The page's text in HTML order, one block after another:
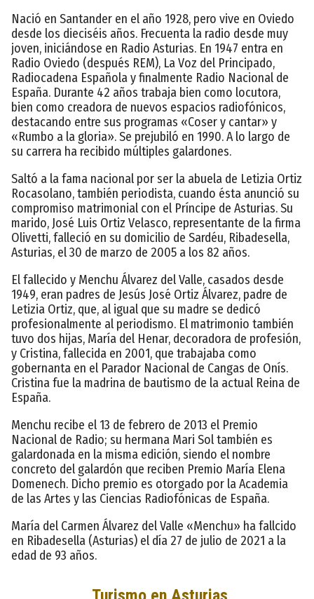
Nació en Santander en el año 1928, pero vive en Oviedo
desde los dieciséis años. Frecuenta la radio desde muy
joven, iniciándose en Radio Asturias. En 1947 entra en
Radio Oviedo (después REM), La Voz del Principado,
Radiocadena Española y finalmente Radio Nacional de
España. Durante 42 años trabaja bien como locutora,
bien como creadora de nuevos espacios radiofónicos,
destacando entre sus programas «Coser y cantar» y
«Rumbo a la gloria». Se prejubiló en 1990. A lo largo de
su carrera ha recibido múltiples galardones.
Saltó a la fama nacional por ser la abuela de Letizia Ortiz
Rocasolano, también periodista, cuando ésta anunció su
compromiso matrimonial con el Príncipe de Asturias. Su
marido, José Luis Ortiz Velasco, representante de la firma
Olivetti, falleció en su domicilio de Sardéu, Ribadesella,
Asturias, el 30 de marzo de 2005 a los 82 años.
El fallecido y Menchu Álvarez del Valle, casados desde
1949, eran padres de Jesús José Ortiz Álvarez, padre de
Letizia Ortiz, que, al igual que su madre se dedicó
profesionalmente al periodismo. El matrimonio también
tuvo dos hijas, María del Henar, decoradora de profesión,
y Cristina, fallecida en 2001, que trabajaba como
gobernanta en el Parador Nacional de Cangas de Onís.
Cristina fue la madrina de bautismo de la actual Reina de
España.
Menchu recibe el 13 de febrero de 2013 el Premio
Nacional de Radio; su hermana Mari Sol también es
galardonada en la misma edición, siendo el nombre
concreto del galardón que reciben Premio María Elena
Domenech. Dicho premio es otorgado por la Academia
de las Artes y las Ciencias Radiofónicas de España.
María del Carmen Álvarez del Valle «Menchu» ha fallcido
en Ribadesella (Asturias) el día 27 de julio de 2021 a la
edad de 93 años.